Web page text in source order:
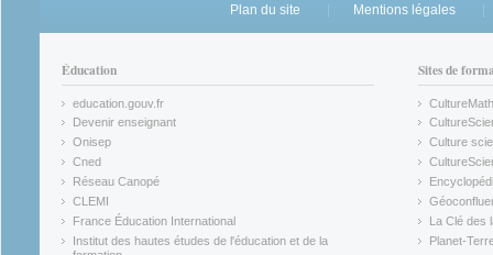
Plan du site Mentions légales
Éducation
education.gouv.fr
(link is external)
Devenir enseignant
(link is external)
Onisep
(link is external)
Cned
(link is external)
Réseau Canopé
(link is external)
CLEMI
(link is external)
France Éducation International
(link is external)
Institut des hautes études de l'éducation et de la
Sites de
CultureMath
(link is
(link is
Culture
(link is
(link is
(link is
La Clé des
(link is
Planet-